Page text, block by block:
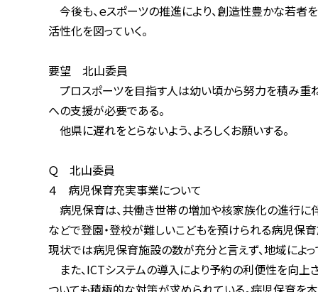
今後も、ｅスポーツの推進により、創造性豊かな若者を
活性化を図っていく。
要望 北山委員
プロスポーツを目指す人は幼い頃から努力を積み重ねて
への支援が必要である。
他県に遅れをとらないよう、よろしくお願いする。
Ｑ 北山委員
４ 病児保育充実事業について
病児保育は、共働き世帯の増加や核家族化の進行に伴い
などで登園・登校が難しいこどもを預けられる病児保育施
現状では病児保育施設の数が充分と言えず、地域によっ
また、ICTシステムの導入により予約の利便性を向上さ